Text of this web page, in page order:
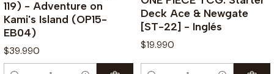
119) - Adventure on
Kami's Island (OP15-
EB04)
$39.990
Deck Ace & Newgate
[ST-22] - Inglés
$19.990